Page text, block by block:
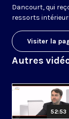
Dancourt, qui
ressorts
Visiter la
Autres
52:53